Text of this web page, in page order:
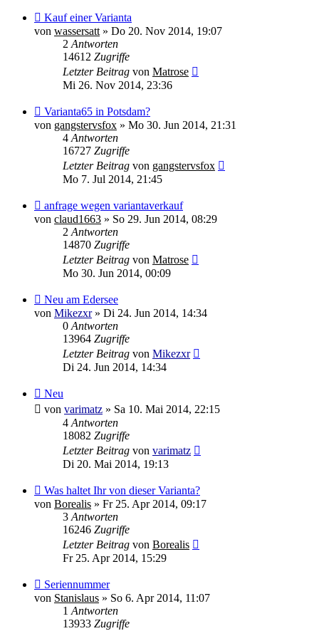
Kauf einer Varianta
von wassersatt » Do 20. Nov 2014, 19:07
2 Antworten
14612 Zugriffe
Letzter Beitrag von Matrose
Mi 26. Nov 2014, 23:36
Varianta65 in Potsdam?
von gangstervsfox » Mo 30. Jun 2014, 21:31
4 Antworten
16727 Zugriffe
Letzter Beitrag von gangstervsfox
Mo 7. Jul 2014, 21:45
anfrage wegen variantaverkauf
von claud1663 » So 29. Jun 2014, 08:29
2 Antworten
14870 Zugriffe
Letzter Beitrag von Matrose
Mo 30. Jun 2014, 00:09
Neu am Edersee
von Mikezxr» Di 24. Jun 2014, 14:34
0 Antworten
13964 Zugriffe
Letzter Beitrag von Mikezxr
Di 24. Jun 2014, 14:34
Neu
von varimatz » Sa 10. Mai 2014, 22:15
4 Antworten
18082 Zugriffe
Letzter Beitrag von varimatz
Di 20. Mai 2014, 19:13
Was haltet Ihr von dieser Varianta?
von Borealis » Fr 25. Apr 2014, 09:17
3 Antworten
16246 Zugriffe
Letzter Beitrag von Borealis
Fr 25. Apr 2014, 15:29
Seriennummer
von Stanislaus » So 6. Apr 2014, 11:07
1 Antworten
13933 Zugriffe